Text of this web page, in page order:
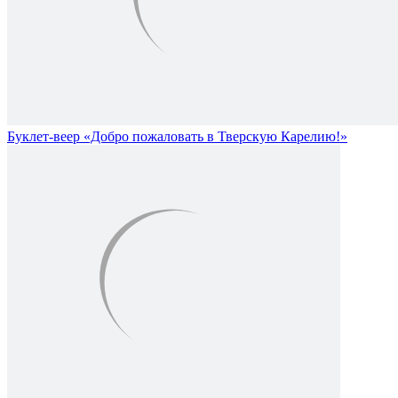
Буклет-веер «Добро пожаловать в Тверскую Карелию!»